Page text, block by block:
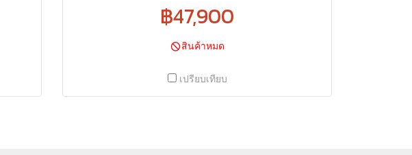
฿47,900
สินค้าหมด
เปรียบเทียบ